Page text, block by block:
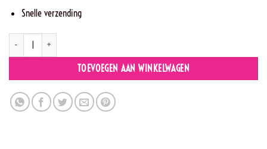
Snelle verzending
D2 - Hond aantal
TOEVOEGEN AAN WINKELWAGEN